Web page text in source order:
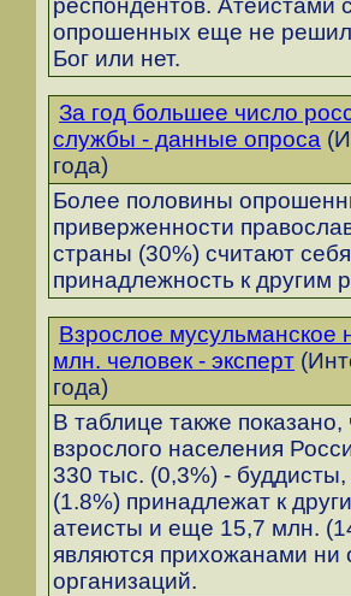
респондентов. Атеистами
опрошенных еще не
Бог или нет.
За год большее число
службы - данные опроса
года)
Более половины
приверженности
страны (30%) считают
принадлежность к другим
Взрослое мусульманское
млн. человек - эксперт
года)
В таблице также
взрослого населения
330 тыс. (0,3%) -
(1.8%) принадлежат к
атеисты и еще 15,7 млн.
являются прихожанами ни
организаций.